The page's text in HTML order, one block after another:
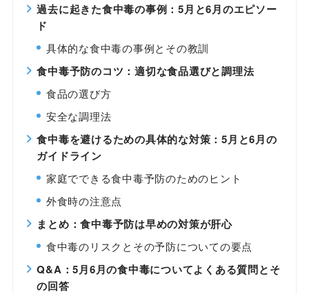
過去に起きた食中毒の事例：5月と6月のエピソー
ド
具体的な食中毒の事例とその教訓
食中毒予防のコツ：適切な食品選びと調理法
食品の選び方
安全な調理法
食中毒を避けるための具体的な対策：5月と6月の
ガイドライン
家庭でできる食中毒予防のためのヒント
外食時の注意点
まとめ：食中毒予防は早めの対策が肝心
食中毒のリスクとその予防についての要点
Q&A：5月6月の食中毒についてよくある質問とそ
の回答